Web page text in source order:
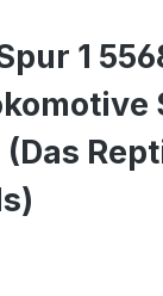
1
(Das